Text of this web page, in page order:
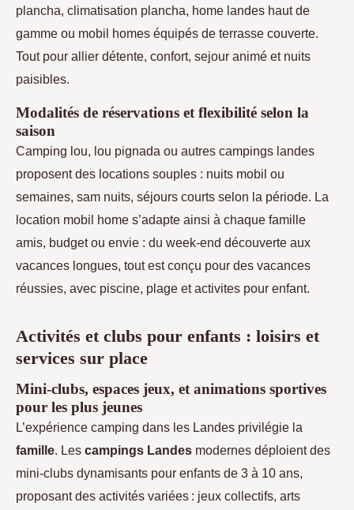
plancha, climatisation plancha, home landes haut de
gamme ou mobil homes équipés de terrasse couverte.
Tout pour allier détente, confort, sejour animé et nuits
paisibles.
Modalités de réservations et flexibilité selon la
saison
Camping lou, lou pignada ou autres campings landes
proposent des locations souples : nuits mobil ou
semaines, sam nuits, séjours courts selon la période. La
location mobil home s’adapte ainsi à chaque famille
amis, budget ou envie : du week-end découverte aux
vacances longues, tout est conçu pour des vacances
réussies, avec piscine, plage et activites pour enfant.
Activités et clubs pour enfants : loisirs et
services sur place
Mini-clubs, espaces jeux, et animations sportives
pour les plus jeunes
L’expérience camping dans les Landes privilégie la
famille. Les campings Landes modernes déploient des
mini-clubs dynamisants pour enfants de 3 à 10 ans,
proposant des activités variées : jeux collectifs, arts